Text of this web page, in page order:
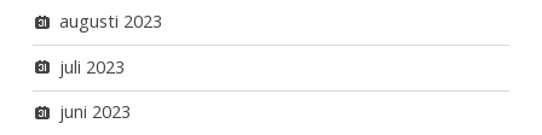
augusti 2023
juli 2023
juni 2023